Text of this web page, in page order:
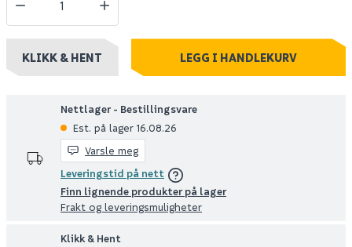
KLIKK & HENT LEGG I HANDLEKURV
Nettlager - Bestillingsvare
Est. på lager 16.08.26
Varsle meg
Leveringstid på nett
Finn lignende produkter på lager
Frakt og leveringsmuligheter
Klikk & Hent